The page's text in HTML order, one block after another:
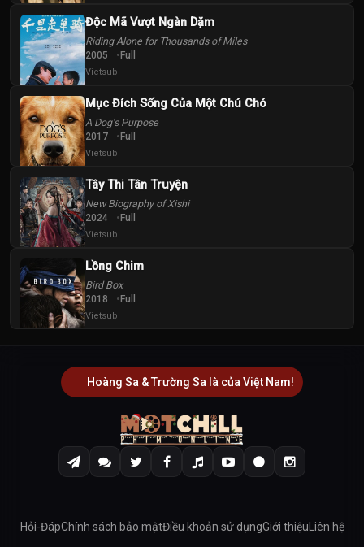
Độc Mã Vượt Ngàn Dặm
Riding Alone for Thousands of Miles
2005 Full
Vietsub
Mục Đích Sống Của Một Chú Chó
A Dog's Purpose
2017 Full
Vietsub
Tây Thi Tân Truyện
New Biography of Xishi
2024 Full
Vietsub
Lồng Chim
Bird Box
2018 Full
Vietsub
Hoàng Sa & Trường Sa là của Việt Nam!
Hỏi-ĐápChính sách bảo mậtĐiều khoản sử dụngGiới thiệu Liên hệ